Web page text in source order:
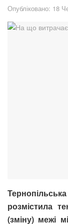
Опубліковано: 18
розмістила
(зміну) межі